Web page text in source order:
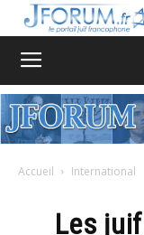
Accueil International
Les